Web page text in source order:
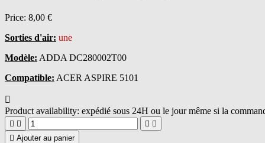
Price: 8,00 €
Sorties d'air: une
Modèle: ADDA DC280002T00
Compatible: ACER ASPIRE 5101

Product availability: expédié sous 24H ou le jour même si la
   
 Ajouter au panier